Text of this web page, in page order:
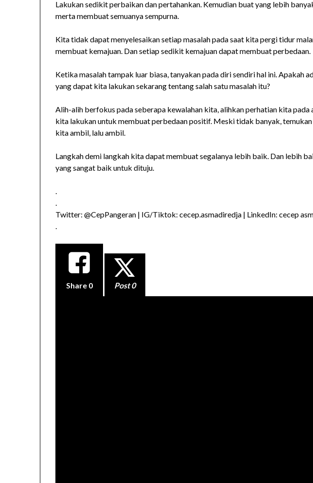
Lakukan sedikit perbaikan dan pertahankan. Kemudian buat yang lebih
merta membuat semuanya sempurna.
Kita tidak dapat menyelesaikan setiap masalah pada saat kita pergi tidur
membuat kemajuan. Dan setiap sedikit kemajuan dapat membuat perbedaan.
Ketika masalah tampak luar biasa, tanyakan pada diri sendiri hal ini. Apakah
yang dapat kita lakukan sekarang tentang salah satu masalah itu?
Alih-alih berfokus pada seberapa kewalahan kita, alihkan perhatian kita pada
kita lakukan untuk membuat perbedaan positif. Meski tidak banyak,
kita ambil, lalu ambil.
Langkah demi langkah kita dapat membuat segalanya lebih baik. Dan lebih
yang sangat baik untuk dituju.
.
.
Twitter: @CepPangeran | IG/Tiktok: cecep.asmadiredja | LinkedIn: cecep
.
Share 0 Post 0